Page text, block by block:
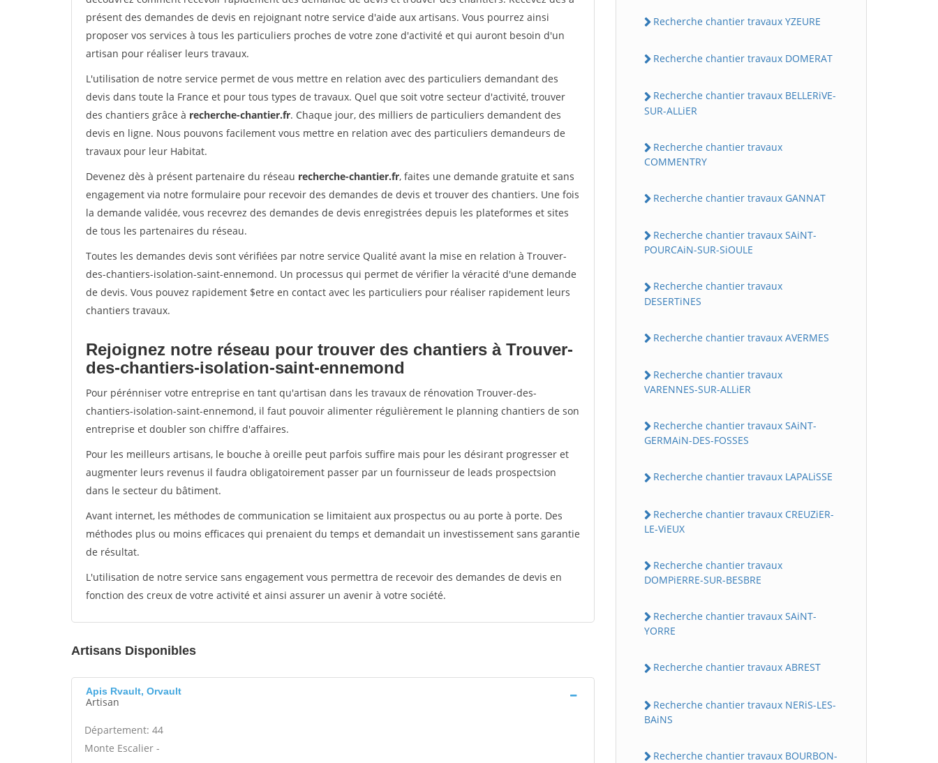
présent des demandes de devis en rejoignant notre service d'aide aux artisans. Vous pourrez ainsi
proposer vos services à tous les particuliers proches de votre zone d'activité et qui auront besoin d'un
artisan pour réaliser leurs travaux.
L'utilisation de notre service permet de vous mettre en relation avec des particuliers demandant des
devis dans toute la France et pour tous types de travaux. Quel que soit votre secteur d'activité, trouver
des chantiers grâce à recherche-chantier.fr. Chaque jour, des milliers de particuliers demandent des
devis en ligne. Nous pouvons facilement vous mettre en relation avec des particuliers demandeurs de
travaux pour leur Habitat.
Devenez dès à présent partenaire du réseau recherche-chantier.fr, faites une demande gratuite et sans
engagement via notre formulaire pour recevoir des demandes de devis et trouver des chantiers. Une fois
la demande validée, vous recevrez des demandes de devis enregistrées depuis les plateformes et sites
de tous les partenaires du réseau.
Toutes les demandes devis sont vérifiées par notre service Qualité avant la mise en relation à Trouver-
des-chantiers-isolation-saint-ennemond. Un processus qui permet de vérifier la véracité d'une demande
de devis. Vous pouvez rapidement $etre en contact avec les particuliers pour réaliser rapidement leurs
chantiers travaux.
Rejoignez notre réseau pour trouver des chantiers à Trouver-
des-chantiers-isolation-saint-ennemond
Pour pérénniser votre entreprise en tant qu'artisan dans les travaux de rénovation Trouver-des-
chantiers-isolation-saint-ennemond, il faut pouvoir alimenter régulièrement le planning chantiers de son
entreprise et doubler son chiffre d'affaires.
Pour les meilleurs artisans, le bouche à oreille peut parfois suffire mais pour les désirant progresser et
augmenter leurs revenus il faudra obligatoirement passer par un fournisseur de leads prospectsion
dans le secteur du bâtiment.
Avant internet, les méthodes de communication se limitaient aux prospectus ou au porte à porte. Des
méthodes plus ou moins efficaces qui prenaient du temps et demandait un investissement sans garantie
de résultat.
L'utilisation de notre service sans engagement vous permettra de recevoir des demandes de devis en
fonction des creux de votre activité et ainsi assurer un avenir à votre société.
Artisans Disponibles
Apis Rvault, Orvault
Artisan
Département: 44
Monte Escalier -
Recherche chantier travaux YZEURE
Recherche chantier travaux DOMERAT
Recherche chantier travaux BELLERiVE-
SUR-ALLiER
Recherche chantier travaux
COMMENTRY
Recherche chantier travaux GANNAT
Recherche chantier travaux SAiNT-
POURCAiN-SUR-SiOULE
Recherche chantier travaux
DESERTiNES
Recherche chantier travaux AVERMES
Recherche chantier travaux
VARENNES-SUR-ALLiER
Recherche chantier travaux SAiNT-
GERMAiN-DES-FOSSES
Recherche chantier travaux LAPALiSSE
Recherche chantier travaux CREUZiER-
LE-ViEUX
Recherche chantier travaux
DOMPiERRE-SUR-BESBRE
Recherche chantier travaux SAiNT-
YORRE
Recherche chantier travaux ABREST
Recherche chantier travaux NERiS-LES-
BAiNS
Recherche chantier travaux BOURBON-